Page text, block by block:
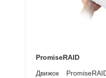
PromiseRAID
Движок